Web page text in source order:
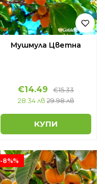
Мушмула Цветна
€14.49
€15.33
28.34 лв 29.98 лв
КУПИ
-8%%